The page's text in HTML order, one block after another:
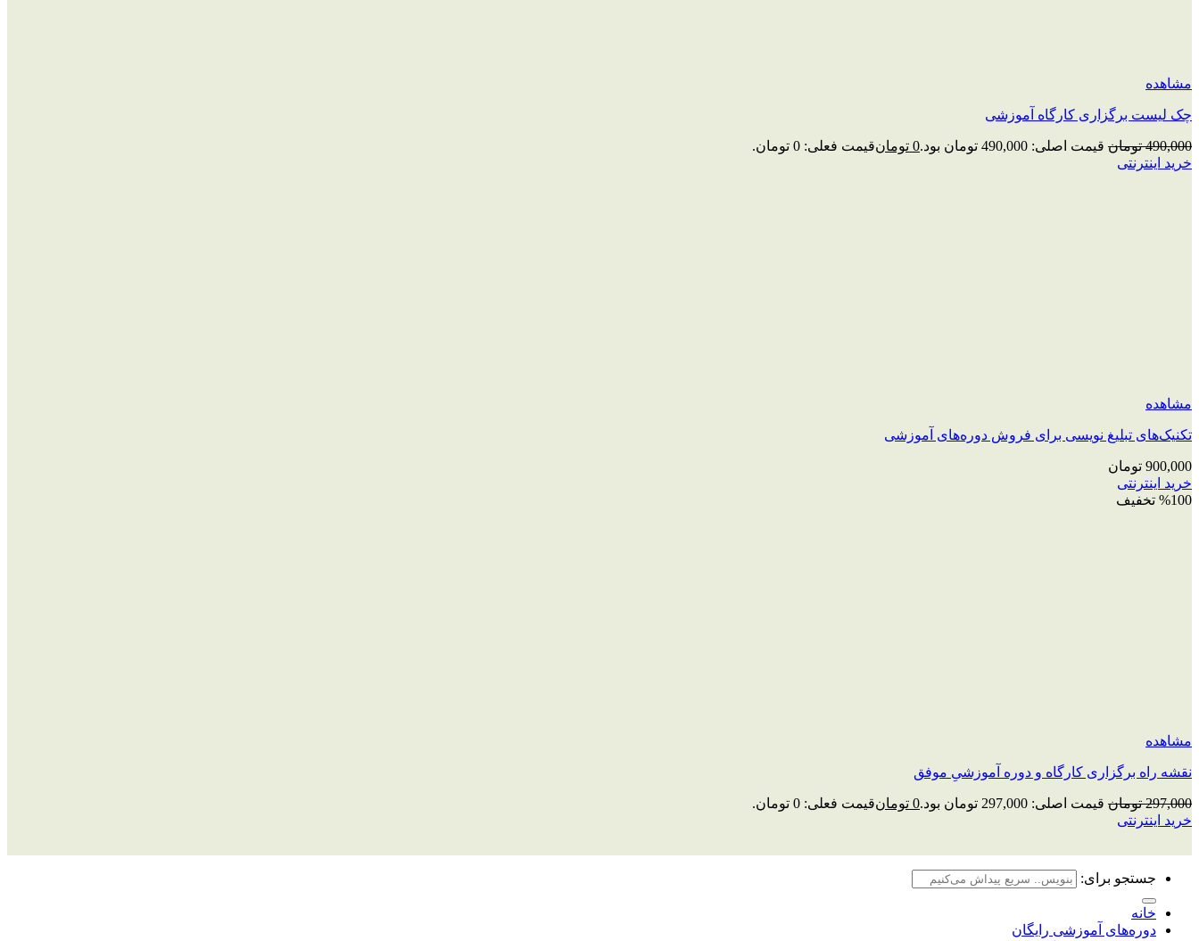
مشاهده
چک‌ لیست برگزاری کارگاه آموزشی
490,000 تومان قیمت اصلی: 490,000 تومان بود. 0 تومانقیمت فعلی: 0 تومان.
خرید اینترنتی
مشاهده
تکنیک‌های تبلیغ نویسی برای فروش دوره‌های آموزشی
900,000 تومان
خرید اینترنتی
%100 تخفیف
مشاهده
نقشه راه برگزاری کارگاه و دوره آموزشیِ موفق
297,000 تومان قیمت اصلی: 297,000 تومان بود. 0 تومانقیمت فعلی: 0 تومان.
خرید اینترنتی
جستجو برای:
خانه
دوره‌های آموزشی رایگان